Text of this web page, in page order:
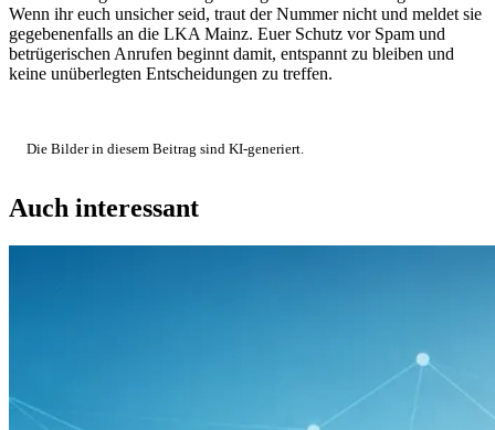
Wenn ihr euch unsicher seid, traut der Nummer nicht und meldet sie
gegebenenfalls an die LKA Mainz. Euer Schutz vor Spam und
betrügerischen Anrufen beginnt damit, entspannt zu bleiben und
keine unüberlegten Entscheidungen zu treffen.
Die Bilder in diesem Beitrag sind KI-generiert.
Auch interessant